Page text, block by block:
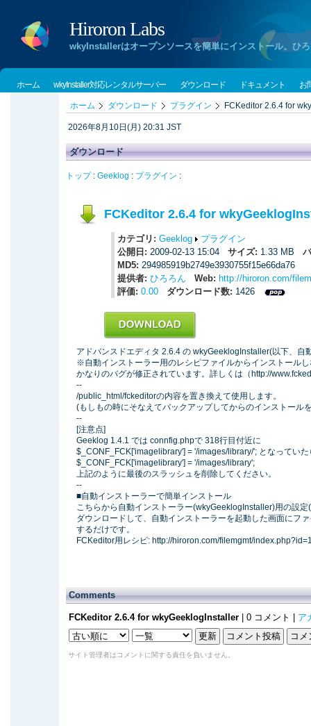
Hiroron Labs
wkyInstallerはオープンソースを簡単にインストール。ひ
ホーム wkyInstaller対応レンタルサーバー ダウンロード ドキュメント お
ホーム ダウンロード プラグイン FCKeditor 2.6.4 for
2026年8月10日(月) 20:31 JST
ダウンロード
トップ: Geeklog : プラグイン :
FCKeditor 2.6.4 for
カテゴリ: Geeklog
プラグイン
公開日: 2009-02-13 15:04 サイズ: 1.33 MB
MD5: 294985919b2749e3930755f15e66da76
提供者: ひろろん Web: http://hiroron.com/
評価: 0.00 ダウンロード数: 1426
アドバンスドエディタ 2.6.4 の wkyGeeklogInstaller(以下、自
※自動インストーラー用のレシピファイルからインストール
かなりのバグが修正されています。詳しくは（http://
--
/public_html/fckeditorの内容を置き換えて使用します。
(もしもの時にそなえてバックアップしてからのインストール
--
[注意点]
Geeklog 1.4.1 では connfig.phpで 318行目付近に
$_CONF_FCK['imagelibrary'] = '/images/library/'; となっていた
$_CONF_FCK['imagelibrary'] = '/images/library';
上記のように最後のスラッシュを削除してください。
--
■自動インストーラーで簡単インストール
こちらから自動インストーラー(wkyGeeklogInstaller)用の設定
ダウンロードして、自動インストーラーを起動した画面にフ
するだけです。
FCKeditor用レシピ: http://hiroron.com/filemgmt/
Comments
FCKeditor 2.6.4 for wkyGeeklogInstaller | 0 コメント | ア
サイト管理者はコメントに関する責任を負いません。